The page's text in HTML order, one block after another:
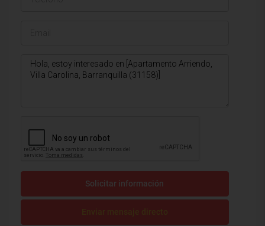
Solicitar información